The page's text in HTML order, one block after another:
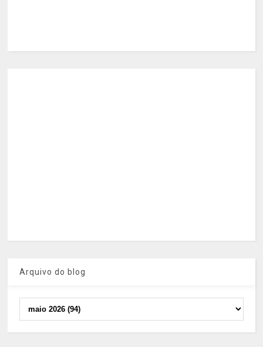
Arquivo do blog